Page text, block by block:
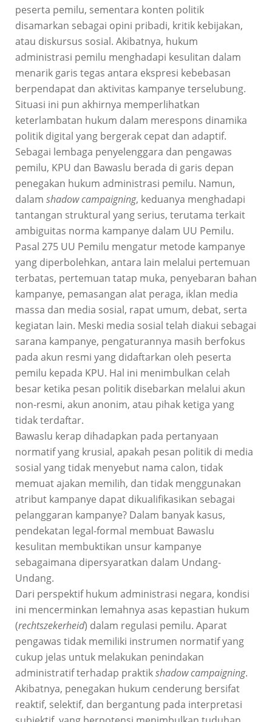
peserta pemilu, sementara konten politik
disamarkan sebagai opini pribadi, kritik kebijakan,
atau diskursus sosial. Akibatnya, hukum
administrasi pemilu menghadapi kesulitan dalam
menarik garis tegas antara ekspresi kebebasan
berpendapat dan aktivitas kampanye terselubung.
Situasi ini pun akhirnya memperlihatkan
keterlambatan hukum dalam merespons dinamika
politik digital yang bergerak cepat dan adaptif.
Sebagai lembaga penyelenggara dan pengawas
pemilu, KPU dan Bawaslu berada di garis depan
penegakan hukum administrasi pemilu. Namun,
dalam shadow campaigning, keduanya menghadapi
tantangan struktural yang serius, terutama terkait
ambiguitas norma kampanye dalam UU Pemilu.
Pasal 275 UU Pemilu mengatur metode kampanye
yang diperbolehkan, antara lain melalui pertemuan
terbatas, pertemuan tatap muka, penyebaran bahan
kampanye, pemasangan alat peraga, iklan media
massa dan media sosial, rapat umum, debat, serta
kegiatan lain. Meski media sosial telah diakui sebagai
sarana kampanye, pengaturannya masih berfokus
pada akun resmi yang didaftarkan oleh peserta
pemilu kepada KPU. Hal ini menimbulkan celah
besar ketika pesan politik disebarkan melalui akun
non-resmi, akun anonim, atau pihak ketiga yang
tidak terdaftar.
Bawaslu kerap dihadapkan pada pertanyaan
normatif yang krusial, apakah pesan politik di media
sosial yang tidak menyebut nama calon, tidak
memuat ajakan memilih, dan tidak menggunakan
atribut kampanye dapat dikualifikasikan sebagai
pelanggaran kampanye? Dalam banyak kasus,
pendekatan legal-formal membuat Bawaslu
kesulitan membuktikan unsur kampanye
sebagaimana dipersyaratkan dalam Undang-
Undang.
Dari perspektif hukum administrasi negara, kondisi
ini mencerminkan lemahnya asas kepastian hukum
(rechtszekerheid) dalam regulasi pemilu. Aparat
pengawas tidak memiliki instrumen normatif yang
cukup jelas untuk melakukan penindakan
administratif terhadap praktikshadow campaigning.
Akibatnya, penegakan hukum cenderung bersifat
reaktif, selektif, dan bergantung pada interpretasi